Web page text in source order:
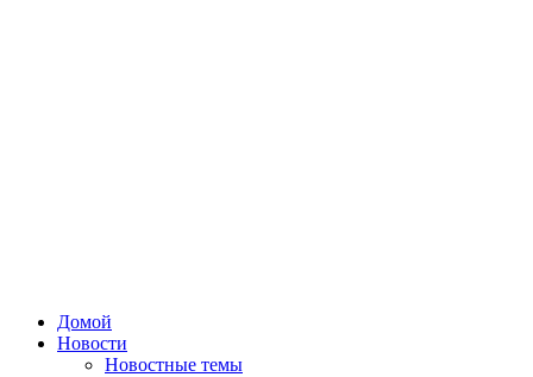
Домой
Новости
Новостные темы